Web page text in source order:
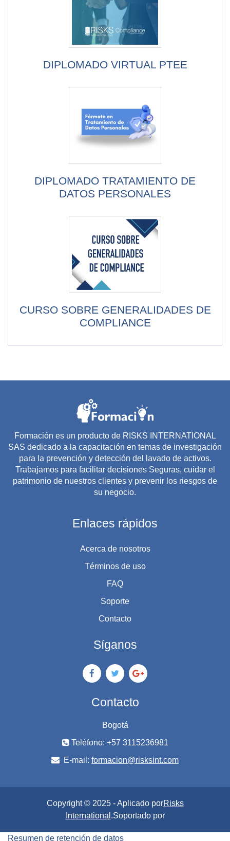
DIPLOMADO VIRTUAL PTEE
DIPLOMADO TRATAMIENTO DE
DATOS PERSONALES
CURSO SOBRE GENERALIDADES DE
COMPLIANCE
Formación es un producto de RISKS INTERNATIONAL
SAS dedicado a la capacitación en temas de investigación
para la prevención y detección del lavado de activos.
Trabajamos para facilitar decisiones Seguras, cuidar el
patrimonio de nuestros clientes y prevenir los riesgos de
su negocio.
Enlaces rápidos
Acerca de nosotros
Términos de uso
FAQ
Soporte
Contacto
Síganos
Contacto
Bogotá
Teléfono: +57 3115236981
E-mail: formacion@risksint.com
Copyright © 2025 - Aplicado porRisks
International .Soportado por
Resumen de retención de datos